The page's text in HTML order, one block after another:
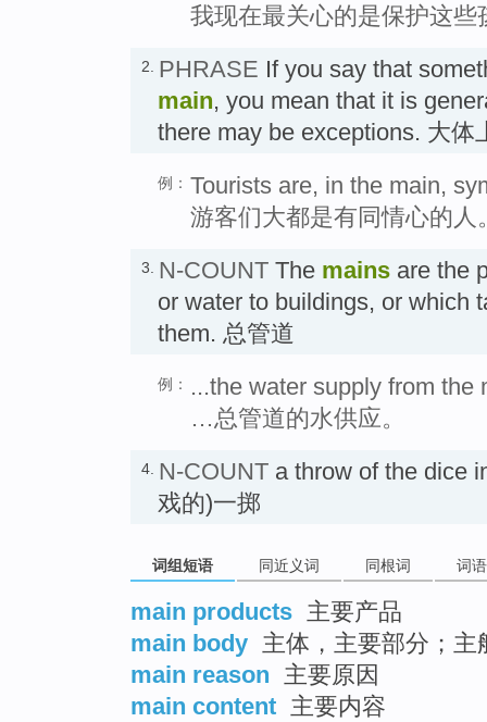
我现在最关心的是保护这些
2. PHRASE If you say that
main, you mean that it is
there may be exceptions. 大体
例： Tourists are, in the main,
游客们大都是有同情心的人
3. N-COUNT The mains are the
or water to buildings, or which
them. 总管道
例：
...the water supply from the
…总管道的水供应。
4. N-COUNT a throw of the dice
戏的)一掷
词组短语 同近义词 同根词 词
main products 主要产品
main body 主体，主要部分；主
main reason 主要原因
main content 主要内容